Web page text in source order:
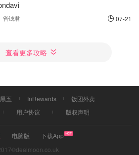
省钱君 07-21
查看更多攻略
黑五 InRewards
饭团外卖
用户协议 版权声明
电脑版
下载App